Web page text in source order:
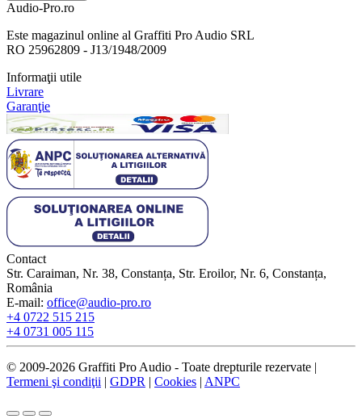
Audio-Pro.ro
Este magazinul online al Graffiti Pro Audio SRL
RO 25962809 - J13/1948/2009
Informaţii utile
Livrare
Garanţie
Contact
Str. Caraiman, Nr. 38, Constanța, Str. Eroilor, Nr. 6, Constanța,
România
E-mail: office@audio-pro.ro
+4 0722 515 215
+4 0731 005 115
© 2009-2026 Graffiti Pro Audio - Toate drepturile rezervate |
Termeni şi condiţii | GDPR | Cookies | ANPC